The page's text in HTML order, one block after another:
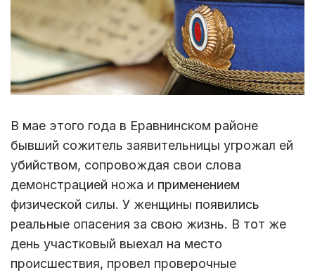
В мае этого года в Еравнинском районе
бывший сожитель заявительницы угрожал ей
убийством, сопровождая свои слова
демонстрацией ножа и применением
физической силы. У женщины появились
реальные опасения за свою жизнь. В тот же
день участковый выехал на место
происшествия, провел проверочные